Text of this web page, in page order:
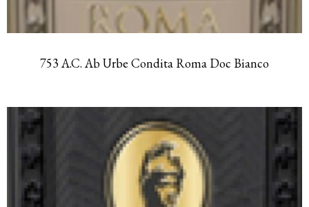
753 A.C. Ab Urbe Condita Roma Doc Bianco